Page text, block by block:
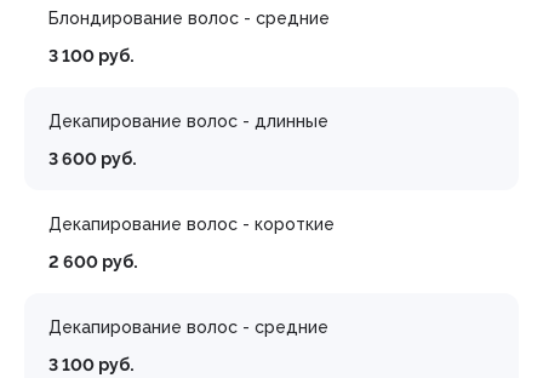
Блондирование волос - средние
3 100 руб.
Декапирование волос - длинные
3 600 руб.
Декапирование волос - короткие
2 600 руб.
Декапирование волос - средние
3 100 руб.